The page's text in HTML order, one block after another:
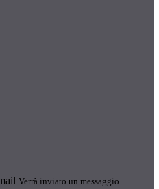
Verrà inviato un messaggio